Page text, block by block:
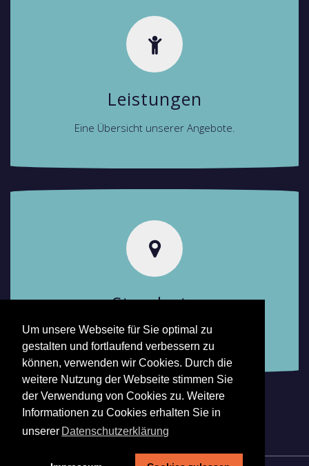
Um unsere Webseite für Sie optimal zu
gestalten und fortlaufend verbessern zu
können, verwenden wir Cookies. Durch die
weitere Nutzung der Webseite stimmen Sie
der Verwendung von Cookies zu. Weitere
Informationen zu Cookies erhalten Sie in
unserer Datenschutzerklärung
Leistungen
Eine Übersicht unserer Angebote.
Standorte
Finden Sie Ihren Ansprechpartner.